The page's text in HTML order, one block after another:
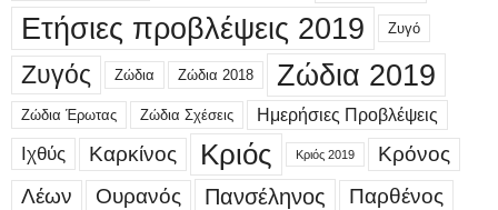
Ετήσιες προβλέψεις 2019 Ζυγό
Ζυγός Ζώδια Ζώδια 2018 Ζώδια 2019
Ζώδια Έρωτας Ζώδια Σχέσεις Ημερήσιες Προβλέψεις
Ιχθύς Καρκίνος Κριός Κριός 2019
Κρόνος
Λέων
Ουρανός Πανσέληνος Παρθένος